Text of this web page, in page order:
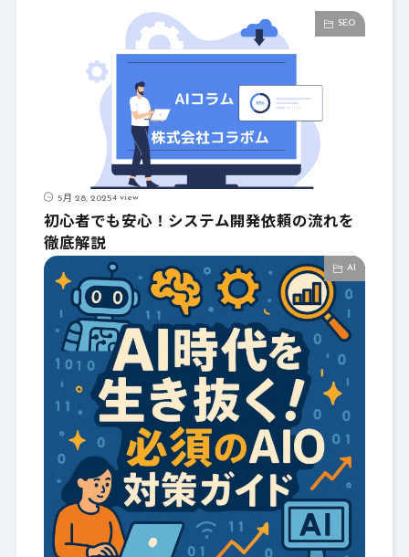
SEO
5月 28, 20254 view
初心者でも安心！システム開発依頼の流れを
徹底解説
AI